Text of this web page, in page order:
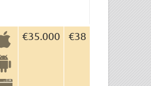
€35.000 €38